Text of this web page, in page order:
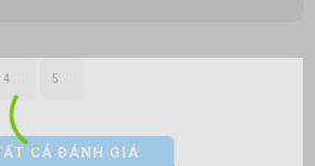
4 5
CẢ ĐÁNH GIÁ